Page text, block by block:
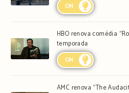
ON
HBO renova comédia
temporada
ON
AMC renova “The